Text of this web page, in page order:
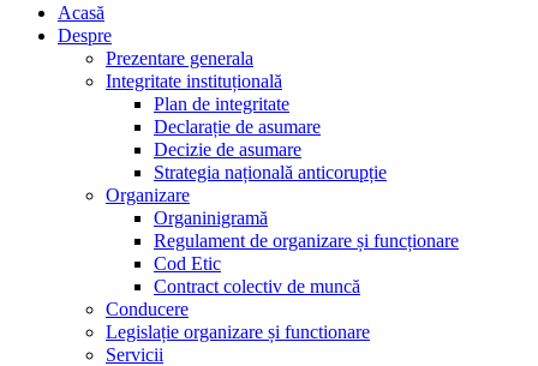
Acasă
Despre
Prezentare generala
Integritate instituțională
Plan de integritate
Declarație de asumare
Decizie de asumare
Strategia națională anticorupție
Organizare
Organinigramă
Regulament de organizare și funcționare
Cod Etic
Contract colectiv de muncă
Conducere
Legislație organizare și functionare
Servicii